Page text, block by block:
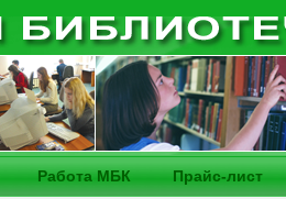
Работа МБК Прайс-лист